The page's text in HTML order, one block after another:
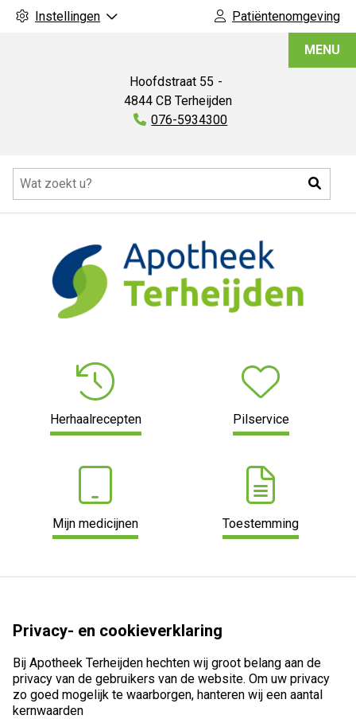
Instellingen Patiëntenomgeving
Hoofdstraat 55
4844 CB Terheijden
Tel:
076-5934300
MENU
Herhaalrecepten Pilservice
Mijn medicijnen Toestemming
Privacy- en cookieverklaring
Bij Apotheek Terheijden hechten wij groot belang aan de
privacy van de gebruikers van de website. Om uw privacy
zo goed mogelijk te waarborgen, hanteren wij een aantal
kernwaarden